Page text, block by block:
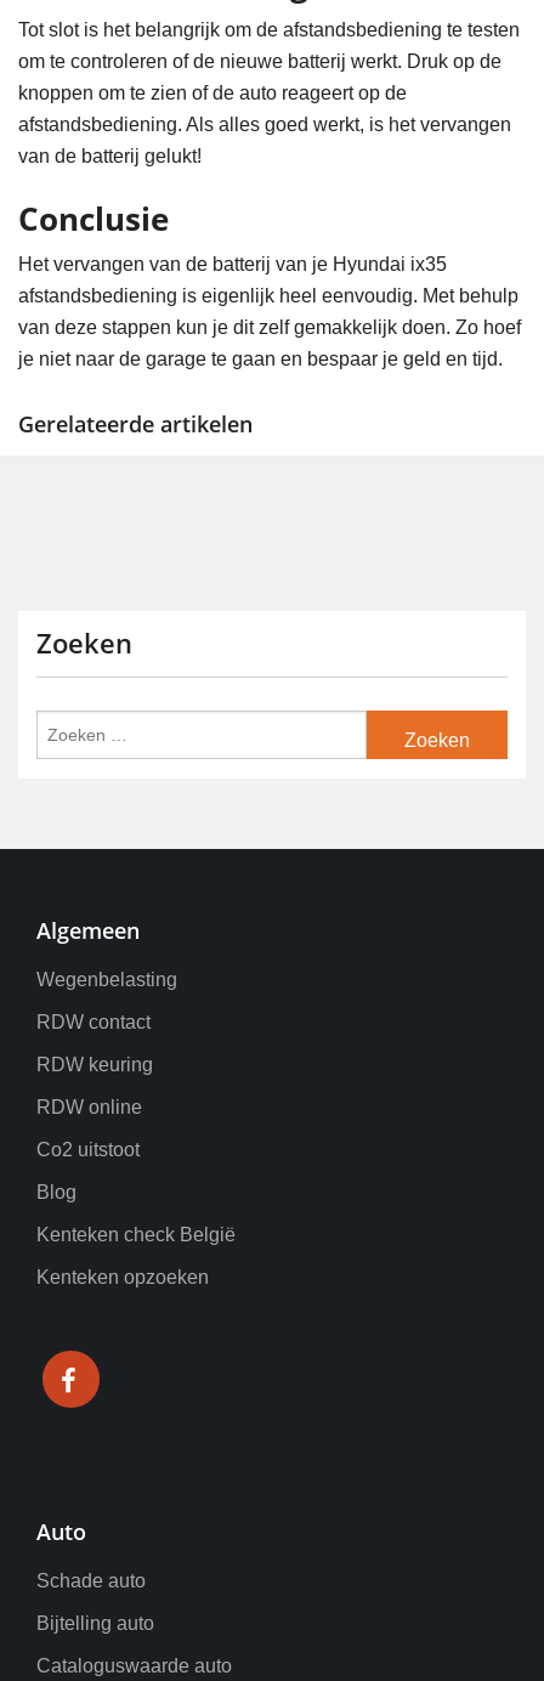
Tot slot is het belangrijk om de afstandsbediening te testen
om te controleren of de nieuwe batterij werkt. Druk op de
knoppen om te zien of de auto reageert op de
afstandsbediening. Als alles goed werkt, is het vervangen
van de batterij gelukt!
Conclusie
Het vervangen van de batterij van je Hyundai ix35
afstandsbediening is eigenlijk heel eenvoudig. Met behulp
van deze stappen kun je dit zelf gemakkelijk doen. Zo hoef
je niet naar de garage te gaan en bespaar je geld en tijd.
Gerelateerde artikelen
Zoeken
Algemeen
Wegenbelasting
RDW contact
RDW keuring
RDW online
Co2 uitstoot
Blog
Kenteken check België
Kenteken opzoeken
Auto
Schade auto
Bijtelling auto
Cataloguswaarde auto